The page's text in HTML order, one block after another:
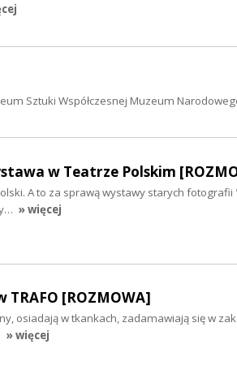
Sztuki Współczesnej Muzeum
w Teatrze Polskim
A to za sprawą wystawy starych
» więcej
[ROZMOWA]
osiadają w tkankach, zadamawiają się w
» więcej